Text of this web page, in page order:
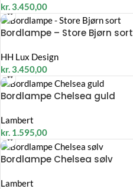
kr.3.450,00
Bordlampe – Store Bjørn sort
HH Lux Design
kr.3.450,00
Bordlampe Chelsea guld
Lambert
kr. 1.595,00
Bordlampe Chelsea sølv
Lambert